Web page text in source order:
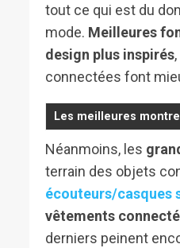
tout ce qui est du
mode. Meilleures
design plus inspirés
connectées font
Les meilleures
Néanmoins, les
terrain des objets
écouteurs/casques
vêtements
derniers peinent